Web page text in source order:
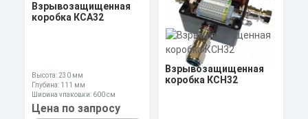
Взрывозащищенная
коробка КСА32
Высота: 230 мм
Глубина: 111 мм
Ширина упаковки: 600 см
Цена по запросу
Взрывозащищенная
коробка КСН32